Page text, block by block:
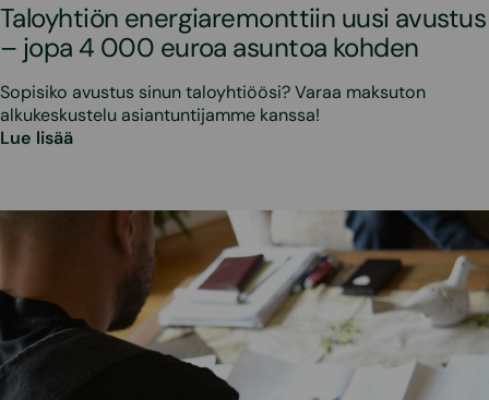
Taloyhtiön energiaremonttiin uusi avustus
– jopa 4 000 euroa asuntoa kohden
Sopisiko avustus sinun taloyhtiöösi? Varaa maksuton
alkukeskustelu asiantuntijamme kanssa!
Lue lisää